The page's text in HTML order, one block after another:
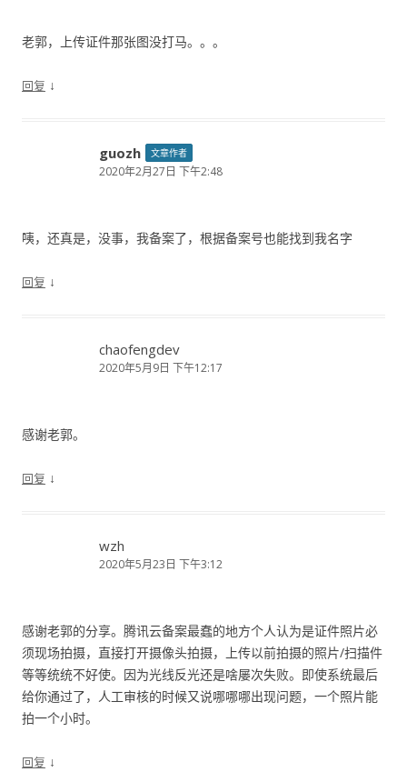
老郭，上传证件那张图没打马。。。
回复 ↓
guozh 文章作者
2020年2月27日 下午2:48
咦，还真是，没事，我备案了，根据备案号也能找到我名字
回复 ↓
chaofengdev
2020年5月9日 下午12:17
感谢老郭。
回复 ↓
wzh
2020年5月23日 下午3:12
感谢老郭的分享。腾讯云备案最蠢的地方个人认为是证件照片必
须现场拍摄，直接打开摄像头拍摄，上传以前拍摄的照片/扫描件
等等统统不好使。因为光线反光还是啥屡次失败。即使系统最后
给你通过了，人工审核的时候又说哪哪哪出现问题，一个照片能
拍一个小时。
回复 ↓